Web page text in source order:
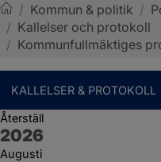
Sotenäs kommun
/ Kommun & politik /
/ Kallelser och protokoll
/ Kommunfullmäktiges
KALLELSER & PROTOKOLL
Återställ
År:
2026
Augusti